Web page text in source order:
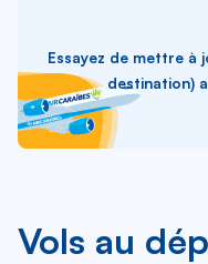
Essayez de mettre
destination)
Vols au